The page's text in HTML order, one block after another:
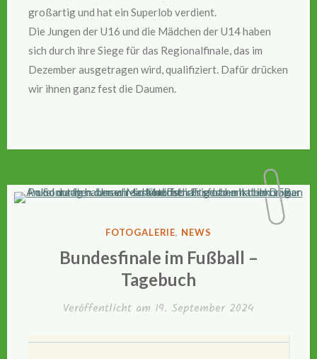
großartig und hat ein Superlob verdient.
Die Jungen der U16 und die Mädchen der U14 haben
sich durch ihre Siege für das Regionalfinale, das im
Dezember ausgetragen wird, qualifiziert. Dafür drücken
wir ihnen ganz fest die Daumen.
VERÖFFENTLICHT
FOTOGALERIE, NEWS
Bundesfinale im Fußball –
Tagebuch
Veröffentlicht am 19. September 2024